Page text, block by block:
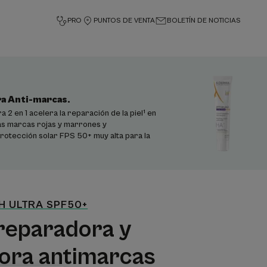
PRO PUNTOS DE VENTA BOLETÍN DE NOTICIAS
Anti-marcas.
2 en 1 acelera la reparación de la piel¹ en
marcas rojas y marrones y
solar FPS 50+ muy alta para la
ULTRA SPF50+
y
antimarcas